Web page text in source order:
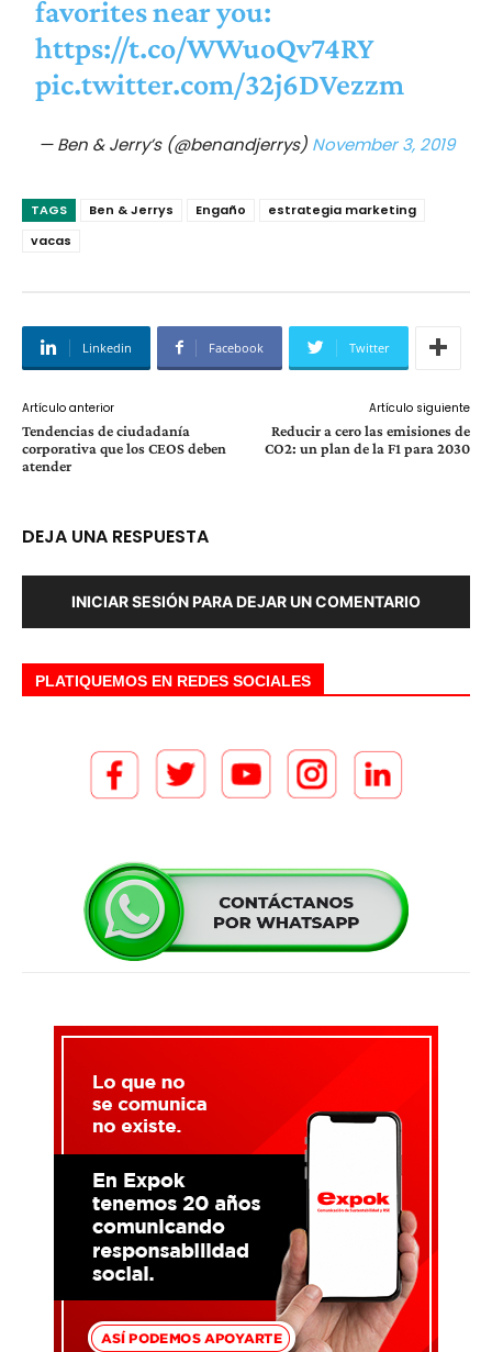
favorites near you:
https://t.co/WWuoQv74RY
pic.twitter.com/32j6DVezzm
— Ben & Jerry’s (@benandjerrys) November 3, 2019
TAGS Ben & Jerrys Engaño
estrategia marketing
vacas
Linkedin Facebook Twitter
Artículo anterior
Tendencias de ciudadanía
corporativa que los CEOS deben
atender
Artículo siguiente
Reducir a cero las emisiones de
CO2: un plan de la F1 para 2030
DEJA UNA RESPUESTA
INICIAR SESIÓN PARA DEJAR UN COMENTARIO
PLATIQUEMOS EN REDES SOCIALES